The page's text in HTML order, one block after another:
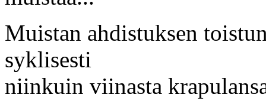
Muistan ahdistuksen
syklisesti
niinkuin viinasta